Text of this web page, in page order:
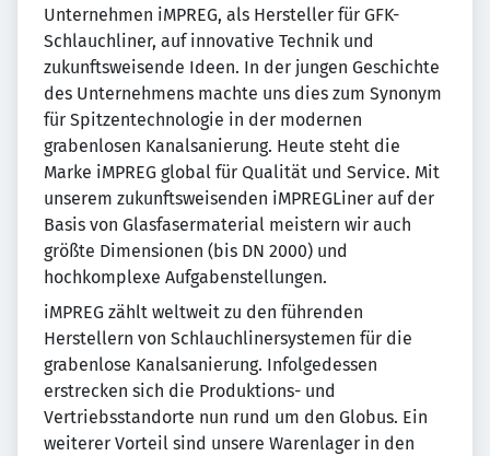
Unternehmen iMPREG, als Hersteller für GFK-
Schlauchliner, auf innovative Technik und
zukunftsweisende Ideen. In der jungen Geschichte
des Unternehmens machte uns dies zum Synonym
für Spitzentechnologie in der modernen
grabenlosen Kanalsanierung. Heute steht die
Marke iMPREG global für Qualität und Service. Mit
unserem zukunftsweisenden iMPREGLiner auf der
Basis von Glasfasermaterial meistern wir auch
größte Dimensionen (bis DN 2000) und
hochkomplexe Aufgabenstellungen.
iMPREG zählt weltweit zu den führenden
Herstellern von Schlauchlinersystemen für die
grabenlose Kanalsanierung. Infolgedessen
erstrecken sich die Produktions- und
Vertriebsstandorte nun rund um den Globus. Ein
weiterer Vorteil sind unsere Warenlager in den